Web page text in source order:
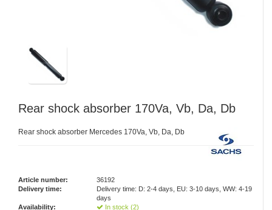
Rear shock absorber 170Va, Vb, Da, Db
Rear shock absorber Mercedes 170Va, Vb, Da, Db
Article number:
36192
Delivery time:
Delivery time: D: 2-4 days, EU: 3-10 days, WW: 4-19
days
Availability:
In stock (2)